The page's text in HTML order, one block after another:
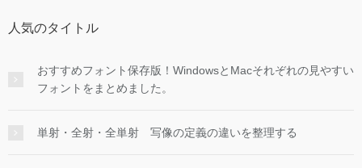
人気のタイトル
おすすめフォント保存版！WindowsとMacそれぞれの見やすい
フォントをまとめました。
単射・全射・全単射 写像の定義の違いを整理する